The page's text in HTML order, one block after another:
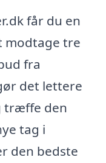
får du en
modtage tre
fra
det lettere
træffe den
tag i
den bedste